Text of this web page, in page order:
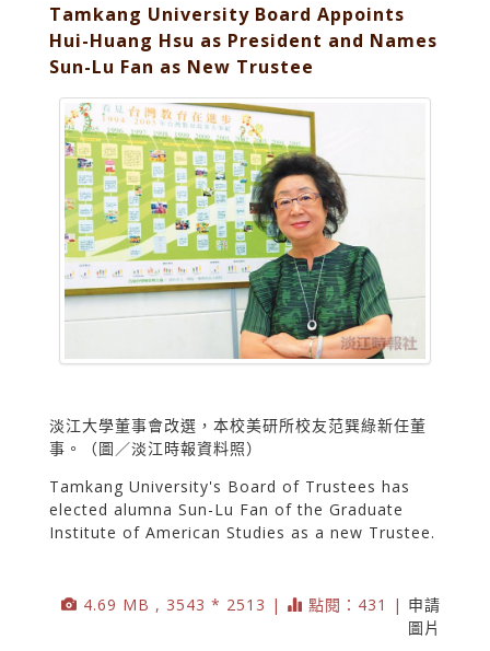
Tamkang University Board Appoints
Hui-Huang Hsu as President and Names
Sun-Lu Fan as New Trustee
淡江大學董事會改選，本校美研所校友范巽綠新任董
事。（圖／淡江時報資料照）
Tamkang University's Board of Trustees has
elected alumna Sun-Lu Fan of the Graduate
Institute of American Studies as a new Trustee.
4.69 MB , 3543 * 2513 | 點閱：431 | 申請
圖片